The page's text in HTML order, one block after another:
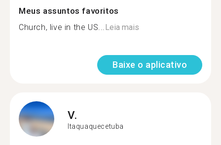
Meus assuntos favoritos
Church, live in the US... Leia mais
Baixe o aplicativo
V.
Itaquaquecetuba